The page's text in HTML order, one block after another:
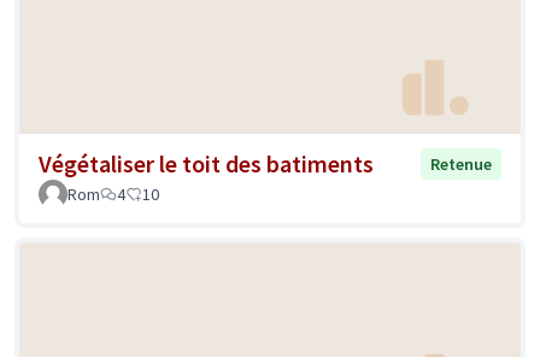
Végétaliser le toit des batiments
Retenue
Rom
4 10